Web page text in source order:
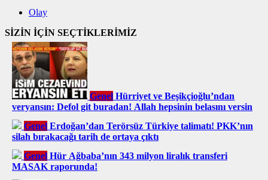
Olay
SİZİN İÇİN SEÇTİKLERİMİZ
Genel Hürriyet ve Beşikçioğlu’ndan
veryansın: Defol git buradan! Allah hepsinin belasını versin
Genel Erdoğan’dan Terörsüz Türkiye talimatı! PKK’nın
silah bırakacağı tarih de ortaya çıktı
Genel Hür Ağbaba’nın 343 milyon liralık transferi
MASAK raporunda!